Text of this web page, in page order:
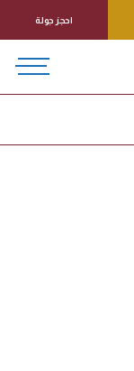
احجز جولة